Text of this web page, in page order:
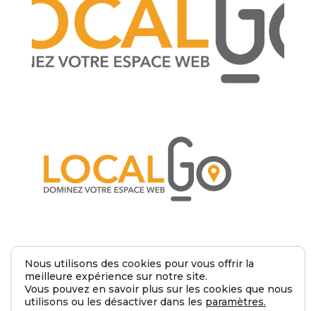
Submit a Comment
Vous devezêtre connecté(e)pour rédiger un
Nous utilisons des cookies pour vous offrir la
meilleure expérience sur notre site.
Vous pouvez en savoir plus sur les cookies que nous
utilisons ou les désactiver dans les paramètres.